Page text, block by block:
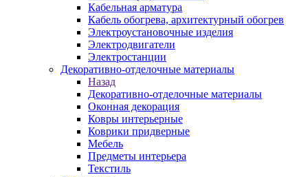
Кабельная арматура
Кабель обогрева, архитектурный обогрев
Электроустановочные изделия
Электродвигатели
Электростанции
Декоративно-отделочные материалы
Назад
Декоративно-отделочные материалы
Оконная декорация
Ковры интерьерные
Коврики придверные
Мебель
Предметы интерьера
Текстиль